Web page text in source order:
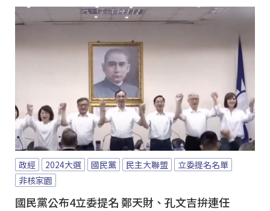
政經 2024大選 國民黨 民主大聯盟
立委提名名單
非核家園
國民黨公布4立委提名 鄭天財、孔文吉拚連任